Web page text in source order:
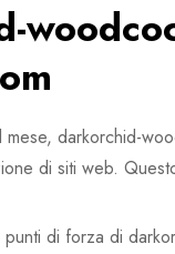
darkorchid-
di siti web.
punti di forza di